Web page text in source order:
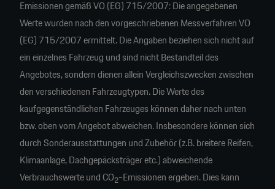
Emissionen gemäß VO (EG) 715/2007: Die angegebenen
Werte wurden nach den vorgeschriebenen Messverfahren VO
(EG) 715/2007 ermittelt. Die Angaben beziehen sich nicht auf
ein einzelnes Fahrzeug und sind nicht Bestandteil des
Angebotes, sondern dienen allein Vergleichszwecken zwischen
den verschiedenen Fahrzeugtypen. Die Werte des
kaufgegenständlichen Fahrzeuges können daher nach unten
bzw. oben vom Angebot abweichen. Insbesondere können sich
durch Sonderausstattungen und Zubehör (z.B. breitere Reifen,
Klimaanlage, Dachgepäcksträger etc.) abweichende
Verbrauchswerte und CO2-Emissionen ergeben. Dies kann